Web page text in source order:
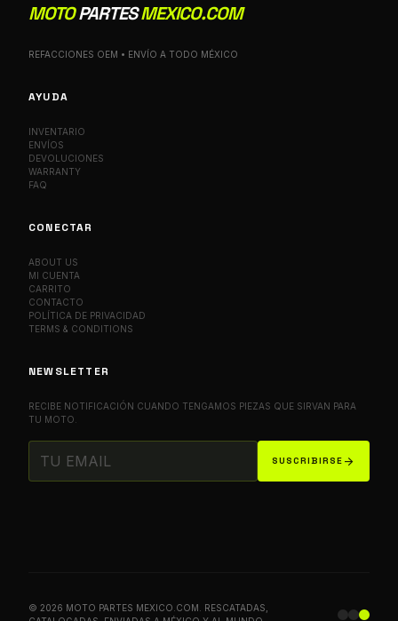
MOTOPARTESMEXICO.COM
REFACCIONES OEM • ENVÍO A TODO MÉXICO
AYUDA
INVENTARIO
ENVÍOS
DEVOLUCIONES
WARRANTY
FAQ
CONECTAR
ABOUT US
MI CUENTA
CARRITO
CONTACTO
POLÍTICA DE PRIVACIDAD
TERMS & CONDITIONS
NEWSLETTER
RECIBE NOTIFICACIÓN CUANDO TENGAMOS PIEZAS QUE SIRVAN PARA
TU MOTO.
SUSCRIBIRSE arrow_forward
© 2026 MOTO PARTES MEXICO.COM. RESCATADAS,